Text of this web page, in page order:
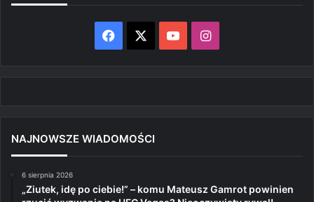
Facebook YouTubeInstagram
NAJNOWSZE WIADOMOŚCI
6 sierpnia 2026
„Ziutek, idę po ciebie!” – komu Mateusz Gamrot powinien